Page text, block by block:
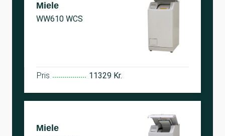
Miele
WW610 WCS
Pris 11329 Kr.
Miele